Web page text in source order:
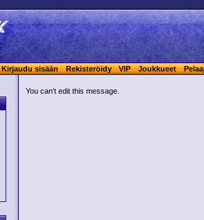
Kirjaudu sisään Rekisteröidy VIP Joukkueet
You can't edit this message.